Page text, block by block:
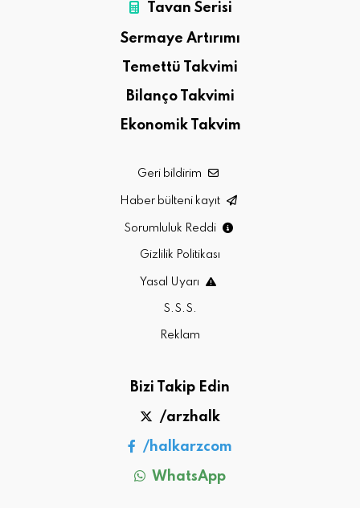
Tavan Serisi
Sermaye Artırımı
Temettü Takvimi
Bilanço Takvimi
Ekonomik Takvim
Geri bildirim
Haber bülteni kayıt
Sorumluluk Reddi
Gizlilik Politikası
Yasal Uyarı
S.S.S.
Reklam
Bizi Takip Edin
/arzhalk
/halkarzcom
WhatsApp